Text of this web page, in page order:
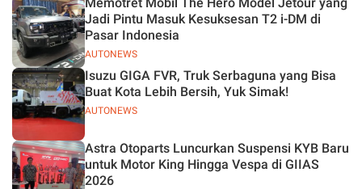
AUTONEWS
Jadi Pintu Masuk Kesuksesan T2 i-DM di
Pasar Indonesia
AUTONEWS
Isuzu GIGA FVR, Truk Serbaguna yang Bisa
Buat Kota Lebih Bersih, Yuk Simak!
Astra Otoparts Luncurkan Suspensi KYB Baru
untuk Motor King Hingga Vespa di GIIAS
2026